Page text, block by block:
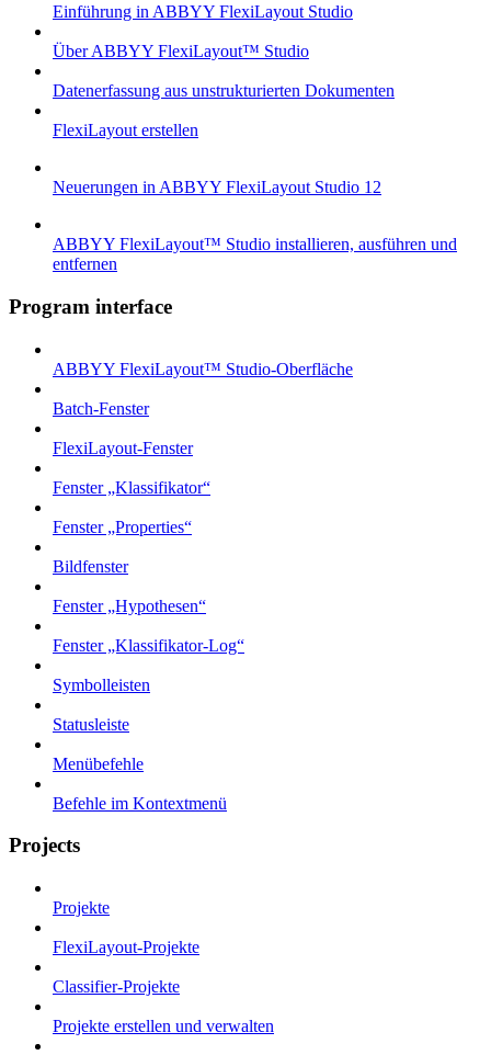
Einführung in ABBYY FlexiLayout Studio
Über ABBYY FlexiLayout™ Studio
Datenerfassung aus unstrukturierten Dokumenten
FlexiLayout erstellen
Neuerungen in ABBYY FlexiLayout Studio 12
ABBYY FlexiLayout™ Studio installieren, ausführen und
entfernen
Program interface
ABBYY FlexiLayout™ Studio-Oberfläche
Batch-Fenster
FlexiLayout-Fenster
Fenster „Klassifikator“
Fenster „Properties“
Bildfenster
Fenster „Hypothesen“
Fenster „Klassifikator-Log“
Symbolleisten
Statusleiste
Menübefehle
Befehle im Kontextmenü
Projects
Projekte
FlexiLayout-Projekte
Classifier-Projekte
Projekte erstellen und verwalten